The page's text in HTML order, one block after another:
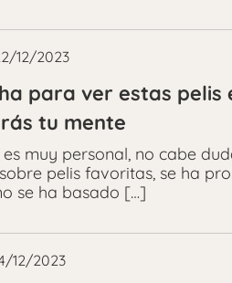
12/2023
para ver estas
tu mente
muy personal, no cabe
pelis favoritas, se ha
se ha basado […]
12/2023